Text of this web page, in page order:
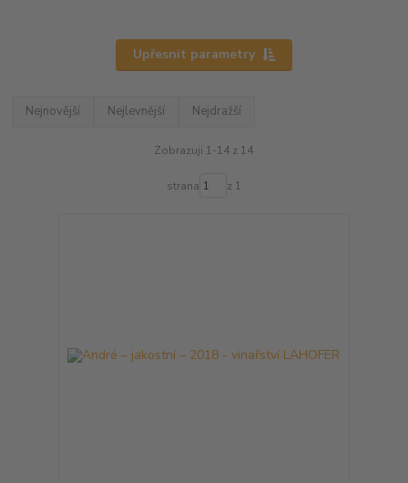
Upřesnit parametry
Nejnovější Nejlevnější Nejdražší
Zobrazuji 1-14 z 14
strana z 1